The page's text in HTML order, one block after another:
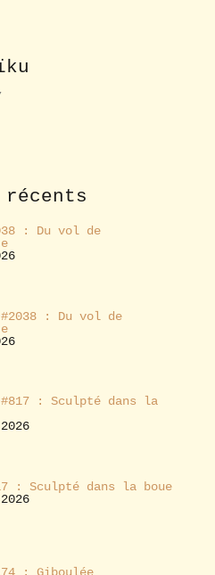
: Du vol de
#2038 : Du vol de
#817 : Sculpté dans la
: Sculpté dans la boue
: Giboulée